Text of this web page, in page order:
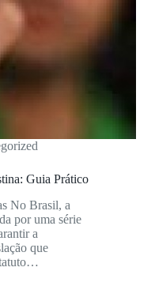
Guia Prático
No Brasil, a
por uma série
a
que